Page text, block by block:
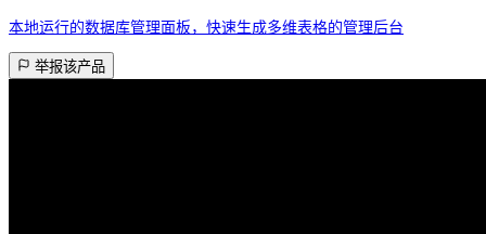
本地运行的数据库管理面板，快速生成多维表格的管理后台
举报该产品